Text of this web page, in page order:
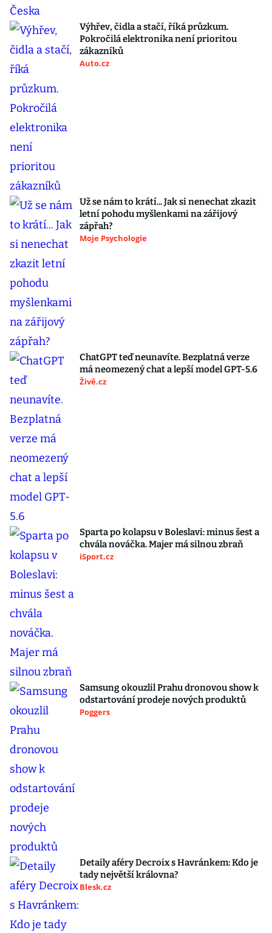
Výhřev, čidla a stačí, říká průzkum.
Pokročilá elektronika není prioritou
zákazníků
Auto.cz
Už se nám to krátí... Jak si nenechat zkazit
letní pohodu myšlenkami na zářijový
zápřah?
Moje Psychologie
ChatGPT teď neunavíte. Bezplatná verze
má neomezený chat a lepší model GPT-5.6
Živě.cz
Sparta po kolapsu v Boleslavi: minus šest a
chvála nováčka. Majer má silnou zbraň
iSport.cz
Samsung okouzlil Prahu dronovou show k
odstartování prodeje nových produktů
Poggers
Detaily aféry Decroix s Havránkem: Kdo je
tady největší královna?
Blesk.cz